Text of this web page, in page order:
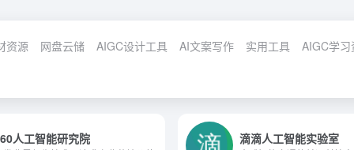
资源 网盘云储 AIGC设计工具 AI文案写作 实用工具 AIGC学习
人工智能研究院 滴滴人工智能实验室